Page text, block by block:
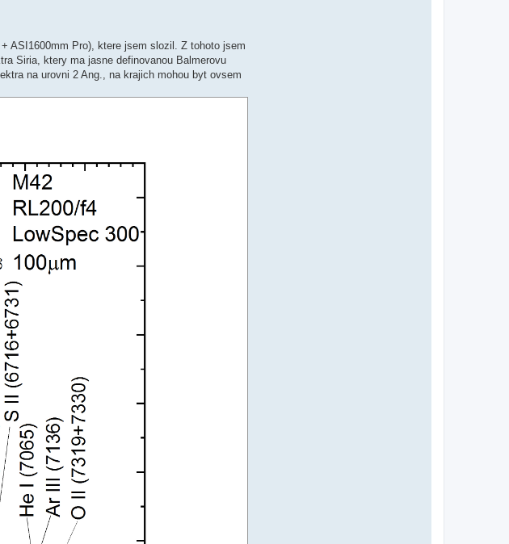
ASI1600mm Pro), ktere jsem slozil. Z tohoto jsem
Siria, ktery ma jasne definovanou Balmerovu
na urovni 2 Ang., na krajich mohou byt ovsem